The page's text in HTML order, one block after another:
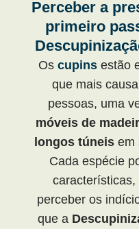
Perceber a
primeiro
Os cupins estão
que mais
pessoas, uma
móveis de
longos túneisem
Cada espécie
perceber os
que a